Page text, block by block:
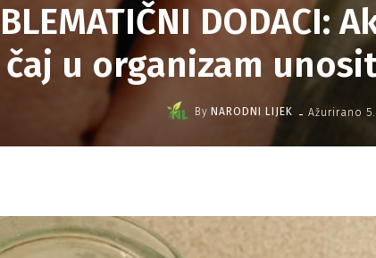
u organizam
By NARODNI LIJEK - Ažurirano